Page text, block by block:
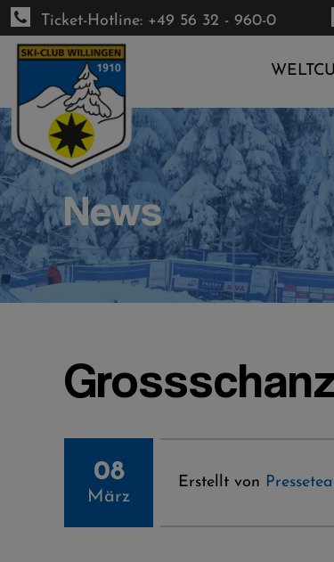
Direkt
zum
Inhalt
Ticket-Hotline: +49 56 32 - 960-0
News
08
März
Erstellt von